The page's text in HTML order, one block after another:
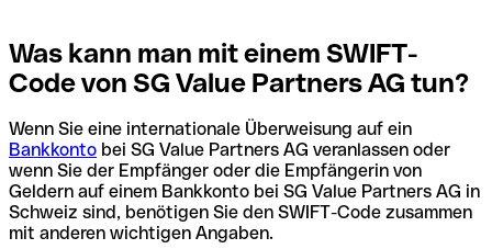
Was kann man mit einem SWIFT-
Code von SG Value Partners AG tun?
Wenn Sie eine internationale Überweisung auf ein
Bankkonto bei SG Value Partners AG veranlassen oder
wenn Sie der Empfänger oder die Empfängerin von
Geldern auf einem Bankkonto bei SG Value Partners AG in
Schweiz sind, benötigen Sie den SWIFT-Code zusammen
mit anderen wichtigen Angaben.